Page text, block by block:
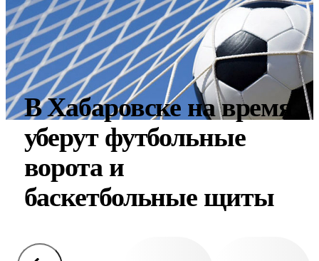
В Хабаровске на время
уберут футбольные
ворота и
баскетбольные щиты